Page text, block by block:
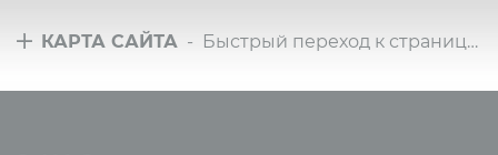
КАРТА САЙТА - Быстрый переход к страницам сайта